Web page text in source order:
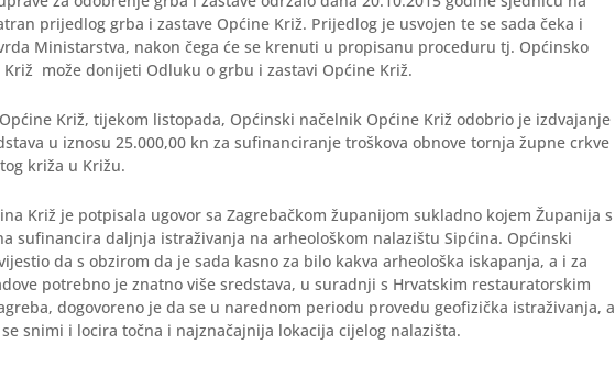
prijedlog grba i zastave Općine Križ. Prijedlog je usvojen te se sada čeka i
Ministarstva, nakon čega će se krenuti u propisanu proceduru tj. Općinsko
Križ može donijeti Odluku o grbu i zastavi Općine Križ.
Križ, tijekom listopada, Općinski načelnik Općine Križ odobrio je izdvajanje
u iznosu 25.000,00 kn za sufinanciranje troškova obnove tornja župne crkve
križa u Križu.
Križ je potpisala ugovor sa Zagrebačkom županijom sukladno kojem Županija s
sufinancira daljnja istraživanja na arheološkom nalazištu Sipćina. Općinski
da s obzirom da je sada kasno za bilo kakva arheološka iskapanja, a i za
potrebno je znatno više sredstava, u suradnji s Hrvatskim restauratorskim
dogovoreno je da se u narednom periodu provedu geofizička istraživanja, a
snimi i locira točna i najznačajnija lokacija cijelog nalazišta.